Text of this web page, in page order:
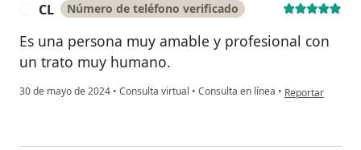
CL Número de teléfono verificado
Es una persona muy amable y profesional con
un trato muy humano.
30 de mayo de 2024 • Consulta virtual • Consulta en línea • en opinión del
Reportar